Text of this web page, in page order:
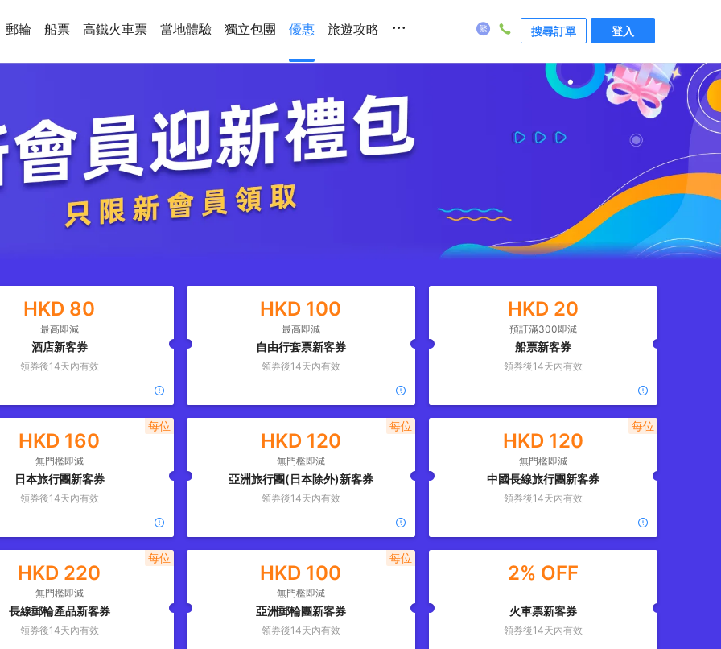
郵輪 船票 高鐵火車票 當地體驗 獨立包團 優惠 旅遊攻略 ... 搜尋訂單 登入
HKD 80
最高即減
酒店新客券
領券後14天內有效
HKD 100
最高即減
自由行套票新客券
領券後14天內有效
HKD 20
預訂滿300即減
船票新客券
領券後14天內有效
HKD 160
無門檻即減
日本旅行團新客券
領券後14天內有效
每位
HKD 120
無門檻即減
亞洲旅行團(日本除外)新客券
領券後14天內有效
每位
HKD 120
無門檻即減
中國長線旅行團新客券
領券後14天內有效
每位
HKD 220
無門檻即減
長線郵輪產品新客券
領券後14天內有效
每位
HKD 100
無門檻即減
亞洲郵輪團新客券
領券後14天內有效
每位
2% OFF
火車票新客券
領券後14天內有效